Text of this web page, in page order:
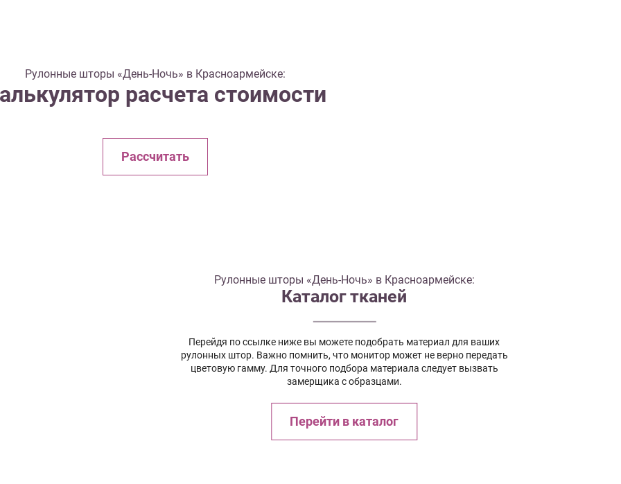
Рулонные шторы «День-Ночь» в Красноармейске:
расчета стоимости
Рассчитать
Рулонные шторы «День-Ночь» в Красноармейске:
Каталог тканей
Перейдя по ссылке ниже вы можете подобрать материал для ваших
рулонных штор. Важно помнить, что монитор может не верно передать
цветовую гамму. Для точного подбора материала следует вызвать
замерщика с образцами.
Перейти в каталог